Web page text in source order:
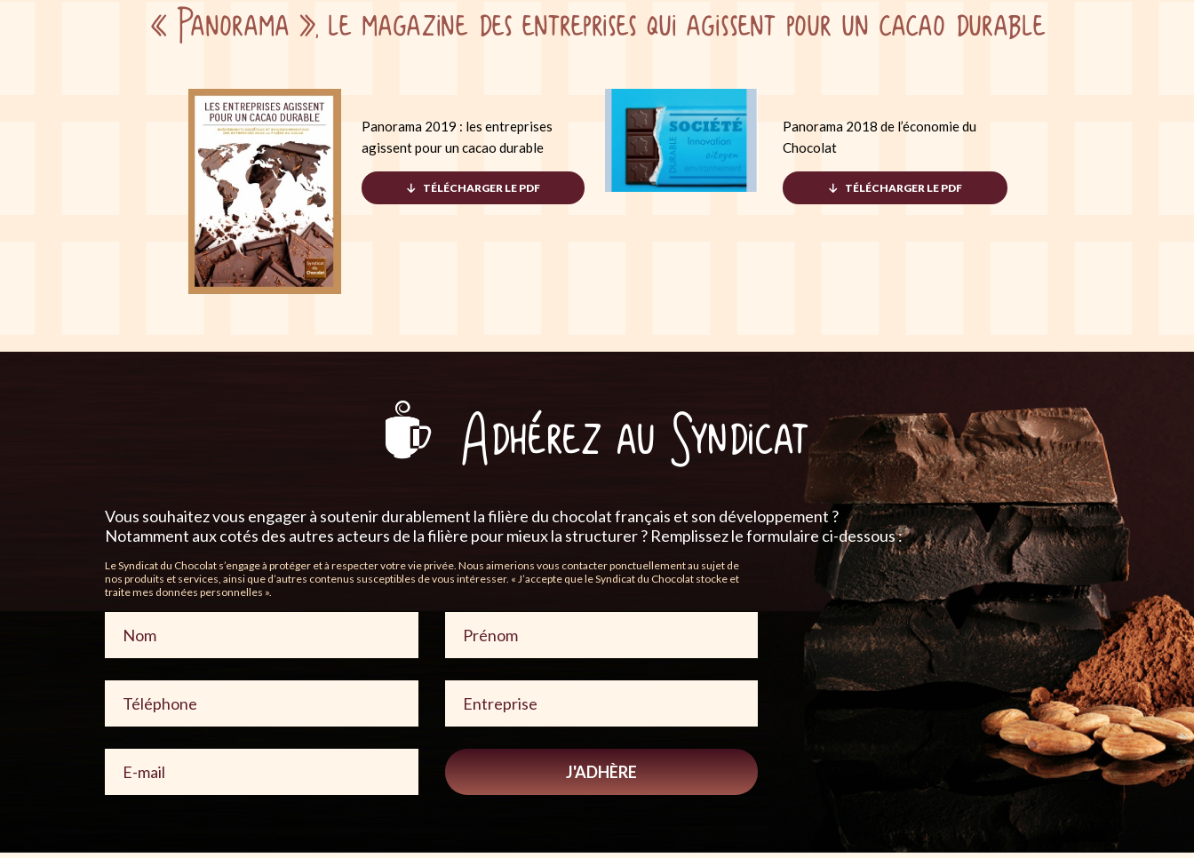
« Panorama », le magazine des entreprises qui agissent pour un cacao durable
Panorama 2019 : les entreprises
agissent pour un cacao durable
TÉLÉCHARGER LE PDF
Panorama 2018 de l’économie du
Chocolat
TÉLÉCHARGER LE PDF
Adhérez au Syndicat
Vous souhaitez vous engager à soutenir durablement la filière du chocolat français et son développement ?
Notamment aux cotés des autres acteurs de la filière pour mieux la structurer ? Remplissez le formulaire ci-dessous :
Le Syndicat du Chocolat s’engage à protéger et à respecter votre vie privée. Nous aimerions vous contacter ponctuellement au sujet de
nos produits et services, ainsi que d’autres contenus susceptibles de vous intéresser. « J’accepte que le Syndicat du Chocolat stocke et
traite mes données personnelles ».